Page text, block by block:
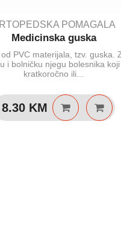
POMAGALA
Medicinska guska
PVC materijala, tzv. guska.
i bolničku njegu bolesnika
kratkoročno ili...
8.30 KM